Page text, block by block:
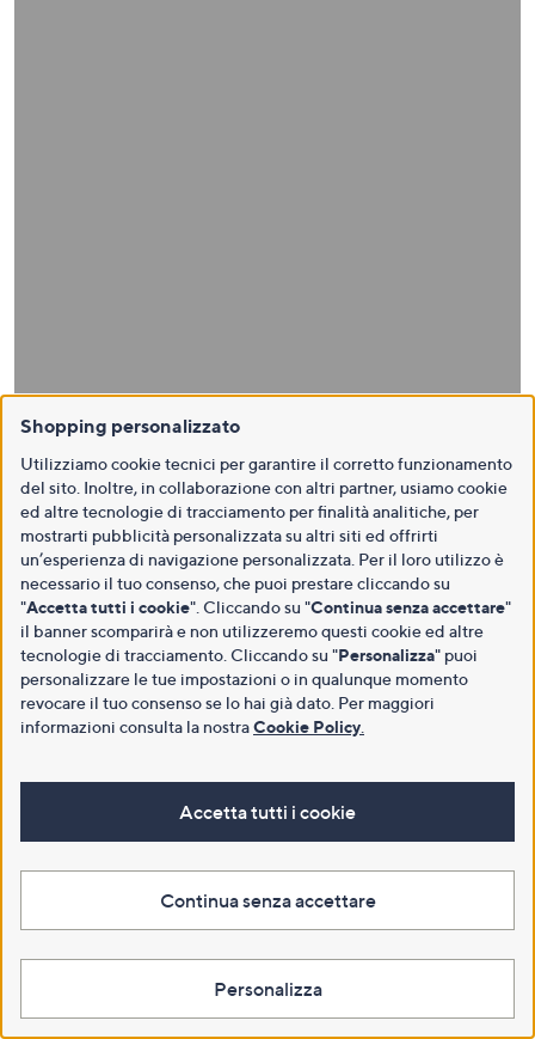
Shopping personalizzato
Utilizziamo cookie tecnici per garantire il corretto funzionamento
del sito. Inoltre, in collaborazione con altri partner, usiamo cookie
ed altre tecnologie di tracciamento per finalità analitiche, per
mostrarti pubblicità personalizzata su altri siti ed offrirti
un’esperienza di navigazione personalizzata. Per il loro utilizzo è
necessario il tuo consenso, che puoi prestare cliccando su
"Accetta tutti i cookie". Cliccando su "Continua senza accettare"
il banner scomparirà e non utilizzeremo questi cookie ed altre
tecnologie di tracciamento. Cliccando su "Personalizza" puoi
personalizzare le tue impostazioni o in qualunque momento
revocare il tuo consenso se lo hai già dato. Per maggiori
informazioni consulta la nostraCookie Policy
Accetta tutti i cookie
Continua senza accettare
Personalizza